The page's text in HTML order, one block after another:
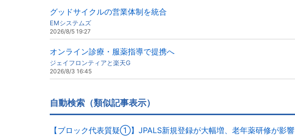
グッドサイクルの営業体制を統合
EMシステムズ
2026/8/5 19:27
オンライン診療・服薬指導で提携へ
ジェイフロンティアと楽天G
2026/8/3 16:45
自動検索（類似記事表示）
【ブロック代表質疑①】JPALS新規登録が大幅増、老年薬研修が影響